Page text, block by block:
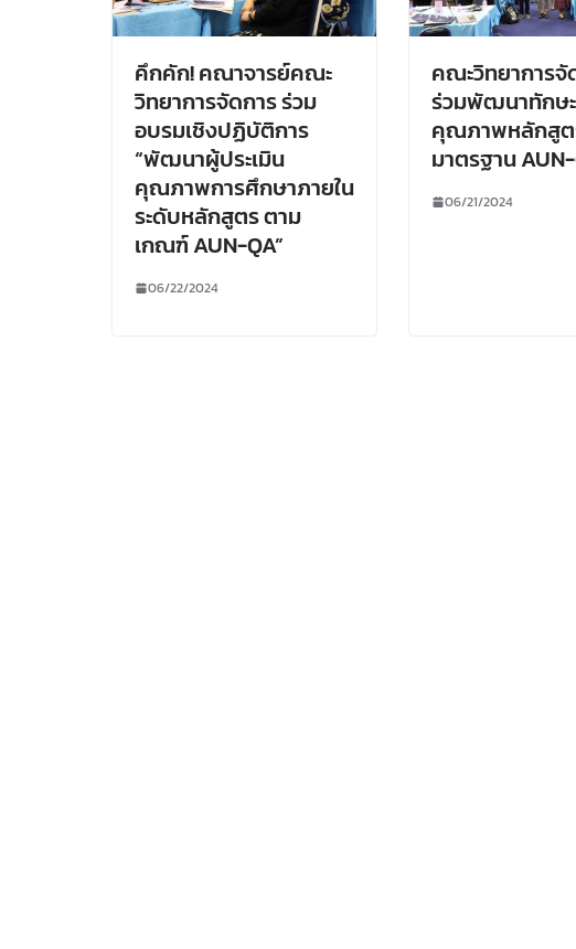
คึกคัก! คณาจารย์คณะ
วิทยาการจัดการ ร่วม
อบรมเชิงปฏิบัติการ
“พัฒนาผู้ประเมิน
คุณภาพการศึกษาภายใน
ระดับหลักสูตร ตาม
เกณฑ์ AUN-QA”
06/22/2024
คณะวิทยาการจั
ร่วมพัฒนาทักษะ
คุณภาพหลักสูต
มาตรฐาน
06/21/2024